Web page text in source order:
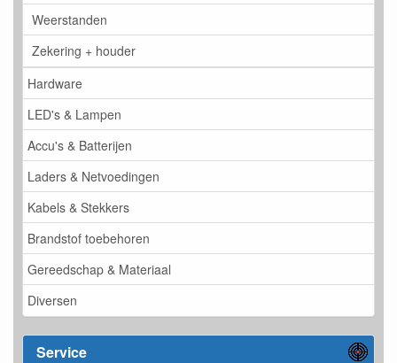
Weerstanden
Zekering + houder
Hardware
LED's & Lampen
Accu's & Batterijen
Laders & Netvoedingen
Kabels & Stekkers
Brandstof toebehoren
Gereedschap & Materiaal
Diversen
Service